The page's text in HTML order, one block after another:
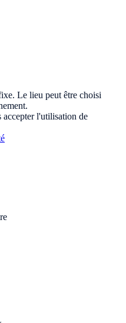
Le lieu peut être choisi
l'utilisation de